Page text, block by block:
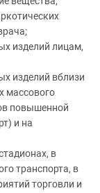
изделий лицам,
изделий вблизи
массового
повышенной
и на
в
транспорта, в
торговли и